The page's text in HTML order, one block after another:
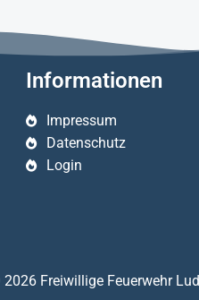
Informationen
Impressum
Datenschutz
Login
Freiwillige Feuerwehr